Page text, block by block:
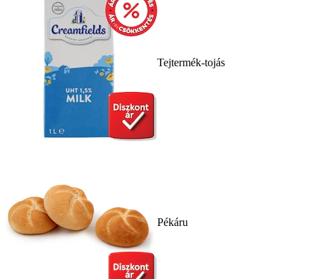
Tejtermék-tojás
Pékáru